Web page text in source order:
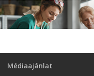
Médiaajánlat